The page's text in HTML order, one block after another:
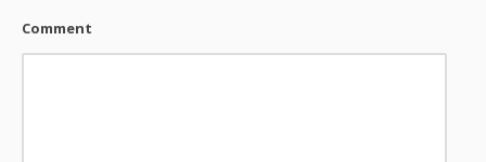
Comment